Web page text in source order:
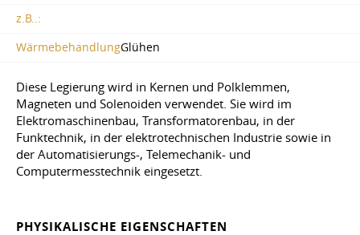
z.B..:
Wärmebehandlung.:Glühen
Diese Legierung wird in Kernen und Polklemmen,
Magneten und Solenoiden verwendet. Sie wird im
Elektromaschinenbau, Transformatorenbau, in der
Funktechnik, in der elektrotechnischen Industrie sowie in
der Automatisierungs-, Telemechanik- und
Computermesstechnik eingesetzt.
PHYSIKALISCHE EIGENSCHAFTEN